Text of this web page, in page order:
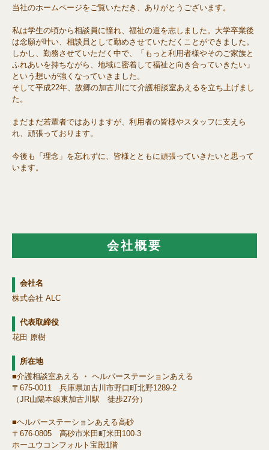
当社のホームページをご覧いただき、ありがとうございます。
私は学生の頃から相談員に憧れ、福祉の道を志しました。大学卒業後
は念願が叶い、相談員として勤めさせていただくことができました。
しかし、勤務させていただく中で、「もっと利用者様やそのご家族と
ふれあいを持ちながら、地域に密着して福祉と向き合っていきたい」
という想いが強くなっていきました。
そして平成22年、故郷の加古川にて介護相談室あえるを立ち上げまし
た。
まだまだ若輩者ではありますが、利用者の皆様やスタッフに支えら
れ、頑張っております。
今後も「理念」を忘れずに、皆様とともに頑張っていきたいと思って
います。
会社概要
会社名
株式会社 ALC
代表取締役
花田 原樹
所在地
■介護相談室あえる ・ ヘルパーステーションあえる
〒675-0011 兵庫県加古川市野口町北野1289-2
（JR山陽本線東加古川駅 徒歩27分）
■ヘルパーステーションあえる高砂
〒676-0805 高砂市米田町米田100-3
ホーユウコンフォルト宝殿1階